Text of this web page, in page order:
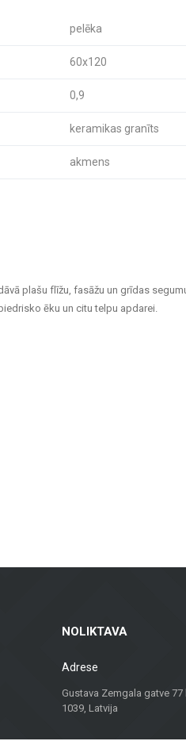
pelēka
60x120
0,9
keramikas granīts
akmens
plašu flīžu, fasāžu un grīdas
ēku un citu telpu apdarei.
NOLIKTAVA
Adrese
Gustava Zemgala gatve 77
1039, Latvija